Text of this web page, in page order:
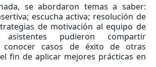
se abordaron temas a saber:
escucha activa; resolución de
de motivación al equipo de
pudieron compartir
conocer casos de éxito de otras
fin de aplicar mejores prácticas en